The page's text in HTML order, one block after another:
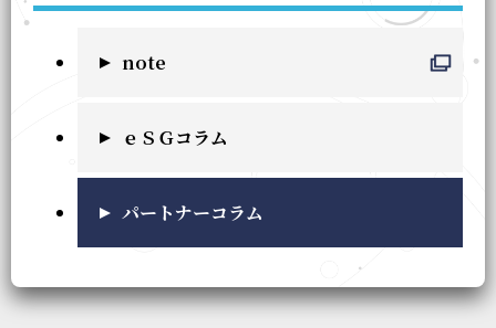
note
ｅＳＧコラム
パートナーコラム